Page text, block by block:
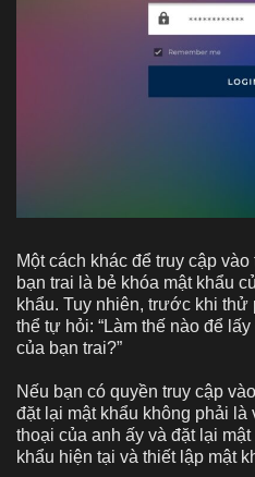
Một cách khác để truy cập
bạn trai là bẻ khóa mật khẩu
khẩu. Tuy nhiên, trước khi
thể tự hỏi: “Làm thế nào để
của bạn trai?”
Nếu bạn có quyền truy cập
đặt lại mật khẩu không phải
thoại của anh ấy và đặt lại
khẩu hiện tại và thiết lập mật